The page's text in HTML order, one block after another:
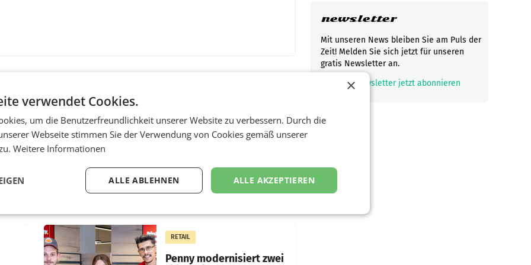
Post
ProSiebenSat.1 spart und
macht überraschend viel
UNTERFÖHRING/MAILAND/AMSTERDAM.
Der Fernsehkonzern
ProSiebenSat.1 hat im Frühjahr
operativ wieder Gewinn
gemacht und die
Markterwartung deutlich
übertroffen.
RETAIL
Penny modernisiert zwei
newsletter
Mit unseren News bleiben Sie am Puls der
Zeit! Melden Sie sich jetzt für unseren
gratis Newsletter an.
mark_email_read Newsletter jetzt abonnieren
×
verwendet Cookies.
um die Benutzerfreundlichkeit unserer Website zu verbessern. Durch die
Webseite stimmen Sie der Verwendung von Cookies gemäß unserer
Weitere Informationen
ALLE AKZEPTIEREN
ALLE ABLEHNEN